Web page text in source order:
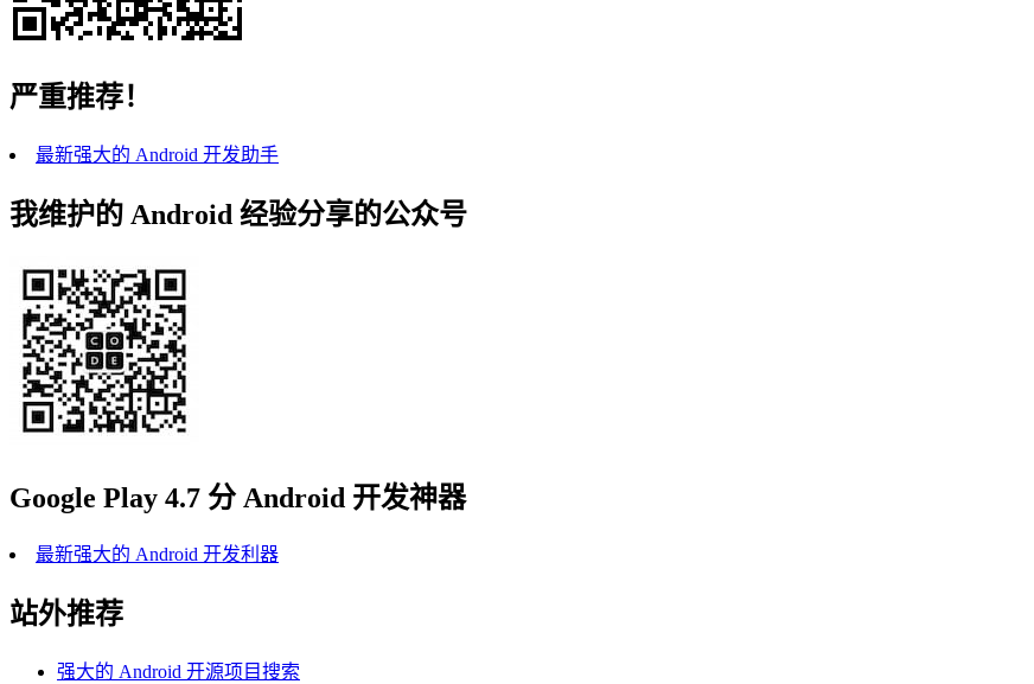
严重推荐！
最新强大的 Android 开发助手
我维护的 Android 经验分享的公众号
Google Play 4.7 分 Android 开发神器
最新强大的 Android 开发利器
站外推荐
强大的 Android 开源项目搜索